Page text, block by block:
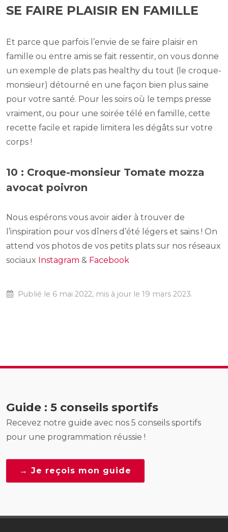
SE FAIRE PLAISIR EN FAMILLE
Et parce que parfois l’envie de se faire plaisir en
famille ou entre amis se fait ressentir, on vous donne
un exemple de plats pas healthy du tout (le croque-
monsieur) détourné en une façon bien plus saine
pour votre santé. Pour les soirs où le temps presse
vraiment, ou pour une soirée télé en famille, cette
recette facile et rapide limitera les dégâts sur votre
corps !
10 : Croque-monsieur Tomate mozza
avocat poivron
Nous espérons vous avoir aider à trouver de
l’inspiration pour vos dîners d’été légers et sains ! On
attend vos photos de vos petits plats sur nos réseaux
sociaux Instagram & Facebook
Publié le 6 mai 2022, mis à jour le 19 mars 2023.
Guide : 5 conseils sportifs
Recevez notre guide avec nos 5 conseils sportifs
pour une programmation réussie !
→ Je reçois mon guide